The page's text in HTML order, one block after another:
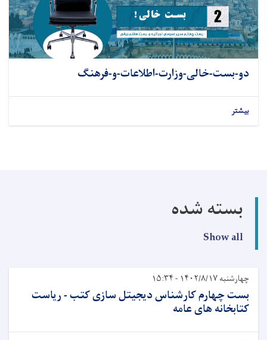
دو-بست-خالی-وزارت-اطلاعات-و-فرهنگ
بیشتر
بسته شده
Show all
چهارشنبه ۱۴۰۲/۸/۱۷ - ۱۵:۳۴
بست چهارم کارشناس دیجیتل سازی کتب - ریاست
کتابخانه های عامه